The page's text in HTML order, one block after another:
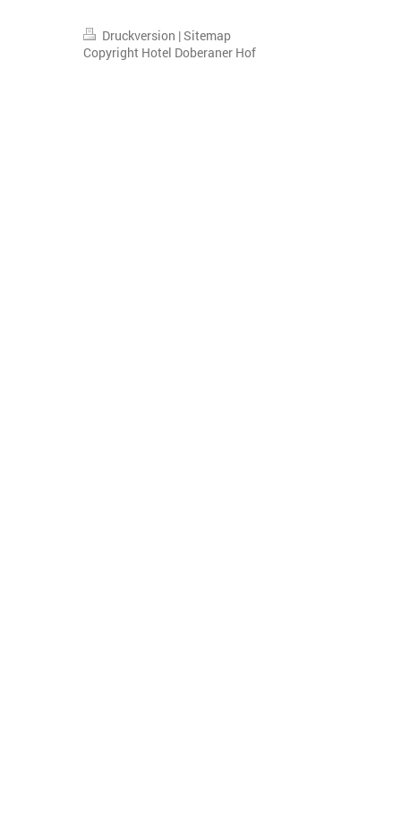
Druckversion |Sitemap
Copyright Hotel Doberaner Hof